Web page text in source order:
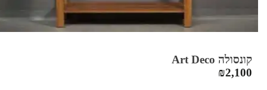
קונסולה Art Deco
₪2,100